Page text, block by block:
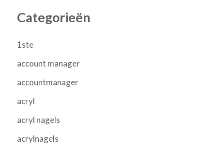
Categorieën
1ste
account manager
accountmanager
acryl
acryl nagels
acrylnagels